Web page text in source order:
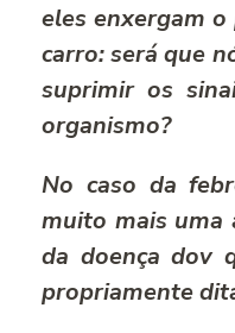
eles enxergam
carro: será que
suprimir os
organismo?
No caso da
muito mais uma
da doença dov
propriamente